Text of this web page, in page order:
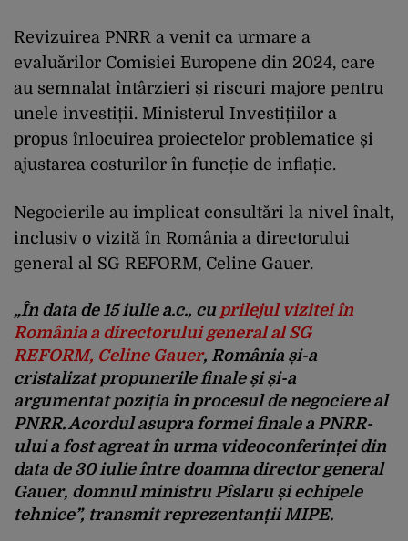
Revizuirea PNRR a venit ca urmare a
evaluărilor Comisiei Europene din 2024, care
au semnalat întârzieri și riscuri majore pentru
unele investiții. Ministerul Investițiilor a
propus înlocuirea proiectelor problematice și
ajustarea costurilor în funcție de inflație.
Negocierile au implicat consultări la nivel înalt,
inclusiv o vizită în România a directorului
general al SG REFORM, Celine Gauer.
„În data de 15 iulie a.c., cu prilejul vizitei în
România a directorului general al SG
REFORM, Celine Gauer, România și-a
cristalizat propunerile finale și și-a
argumentat poziția în procesul de negociere al
PNRR. Acordul asupra formei finale a PNRR-
ului a fost agreat în urma videoconferinței din
data de 30 iulie între doamna director general
Gauer, domnul ministru Pîslaru și echipele
tehnice”, transmit reprezentanții MIPE.